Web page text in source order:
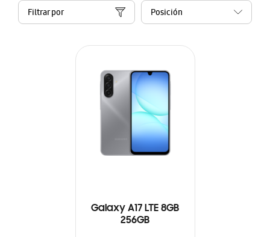
Filtrar por
Galaxy A17 LTE 8GB
256GB